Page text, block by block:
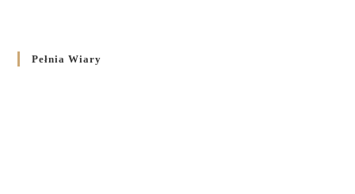
Pełnia Wiary